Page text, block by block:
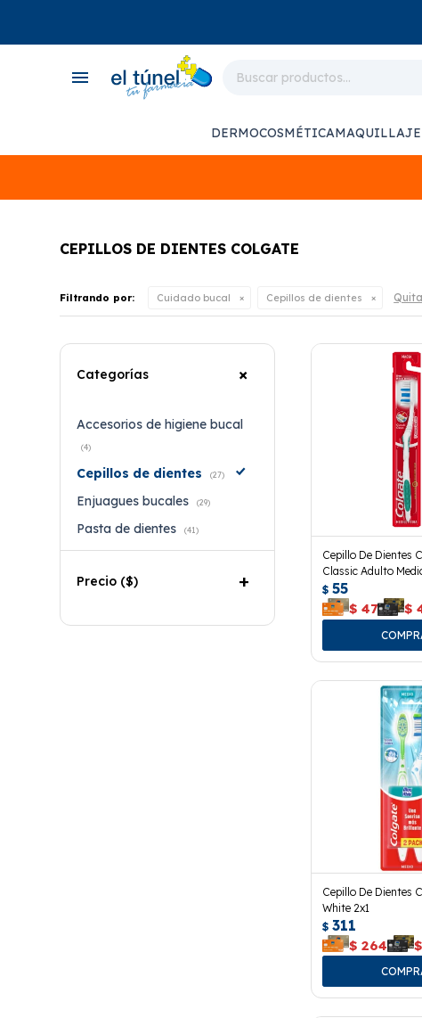
menu
DERMOCOSMÉTICAMAQUILLAJE
CEPILLOS DE DIENTES COLGATE
Filtrando por: Cuidado bucal Cepillos de dientes
Cepillo De Dientes
Classic Adulto
$ 55
$ 47 $
Cepillo De Dientes
White 2x1
$ 311
$ 264 $
Categorías
Accesorios de higiene bucal
(4)
Cepillos de dientes (27)
Enjuagues bucales (29)
Pasta de dientes (41)
Precio ($)
close
store
local_shipping